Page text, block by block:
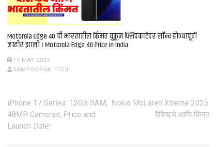
Motorola Edge 40 ची भारतातील किंमत चुकून फ्लिपकार्टवर लॉन्च होण्यापूर्वी
जाहीर झाली । Motorola Edge 40 Price in India
19 MAY 2023
SAMPOORNA TECH
Post
iPhone 17 Series: 12GB RAM,
48MP Cameras, Price and
Launch Date!
Nokia McLaren Xtreme 2025:
वैशिष्ट्ये आणि किंमत